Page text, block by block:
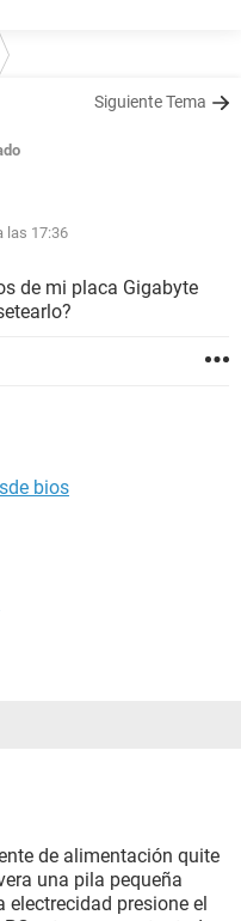
Siguiente Tema
las 17:36
de mi placa Gigabyte
bios
de alimentación quite
una pila pequeña
electrecidad presione el